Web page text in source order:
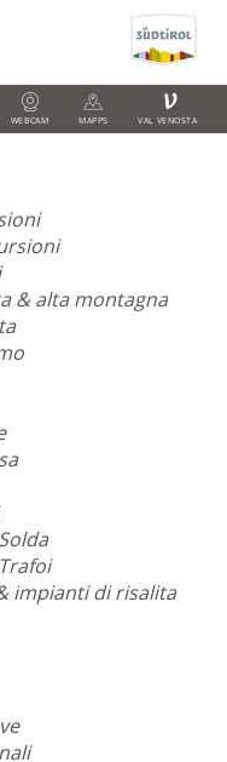
WEBCAM MAPPS
V
VAL VENOSTA
& alta montagna
impianti di risalita